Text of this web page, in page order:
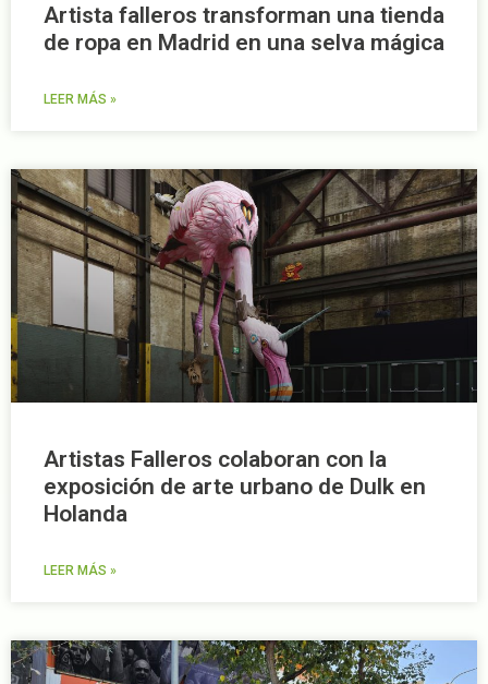
Artista falleros transforman una tienda
de ropa en Madrid en una selva mágica
LEER MÁS »
Artistas Falleros colaboran con la
exposición de arte urbano de Dulk en
Holanda
LEER MÁS »